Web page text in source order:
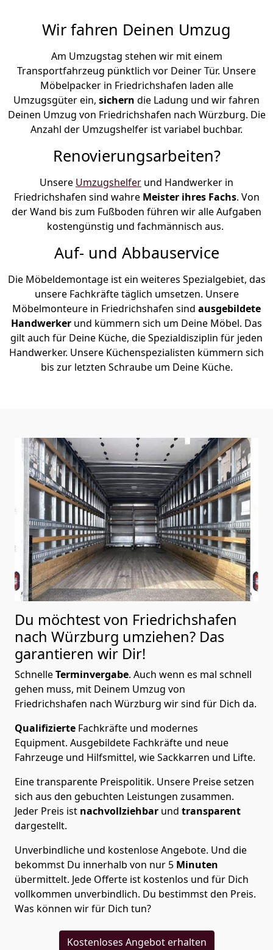
Wir fahren Deinen Umzug
Am Umzugstag stehen wir mit einem
Transportfahrzeug pünktlich vor Deiner Tür. Unsere
Möbelpacker in Friedrichshafen laden alle
Umzugsgüter ein, sichern die Ladung und wir fahren
Deinen Umzug von Friedrichshafen nach Würzburg. Die
Anzahl der Umzugshelfer ist variabel buchbar.
Renovierungsarbeiten?
Unsere Umzugshelfer und Handwerker in
Friedrichshafen sind wahre Meister ihres Fachs. Von
der Wand bis zum Fußboden führen wir alle Aufgaben
kostengünstig und fachmännisch aus.
Auf- und Abbauservice
Die Möbeldemontage ist ein weiteres Spezialgebiet, das
unsere Fachkräfte täglich umsetzen. Unsere
Möbelmonteure in Friedrichshafen sind ausgebildete
Handwerker und kümmern sich um Deine Möbel. Das
gilt auch für Deine Küche, die Spezialdisziplin für jeden
Handwerker. Unsere Küchenspezialisten kümmern sich
bis zur letzten Schraube um Deine Küche.
Du möchtest von Friedrichshafen
nach Würzburg umziehen? Das
garantieren wir Dir!
SchnelleTerminvergabe. Auch wenn es mal schnell
gehen muss, mit Deinem Umzug von
Friedrichshafen nach Würzburg wir sind für Dich da.
Qualifizierte Fachkräfte und modernes
Equipment. Ausgebildete Fachkräfte und neue
Fahrzeuge und Hilfsmittel, wie Sackkarren und Lifte.
Eine transparente Preispolitik. Unsere Preise setzen
sich aus den gebuchten Leistungen zusammen.
Jeder Preis ist nachvollziehbar und transparent
dargestellt.
Unverbindliche und kostenlose Angebote. Und die
bekommst Du innerhalb von nur 5 Minuten
übermittelt. Jede Offerte ist kostenlos und für Dich
vollkommen unverbindlich. Du bestimmst den Preis.
Was können wir für Dich tun?
Kostenloses Angebot erhalten